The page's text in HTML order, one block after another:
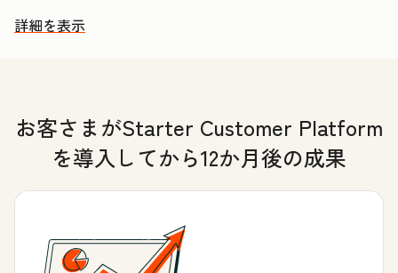
詳細を表示
その他の機能を確認する
お客さまがStarter Customer Platform
を導入してから12か月後の成果